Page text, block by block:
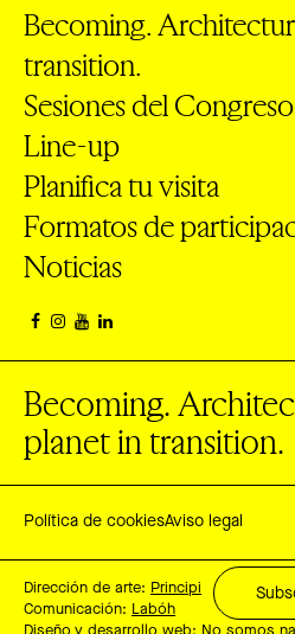
Becoming.
transition.
Sesiones del Congreso
Line-up
Planifica tu visita
Formatos de
Noticias
Becoming.
planet in transition.
Política de cookiesAviso legal
Dirección de arte: Principi
Comunicación: Labóh